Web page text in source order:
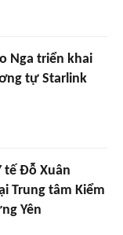
Nga triển khai
tự Starlink
tế Đỗ Xuân
Trung tâm Kiểm
Yên